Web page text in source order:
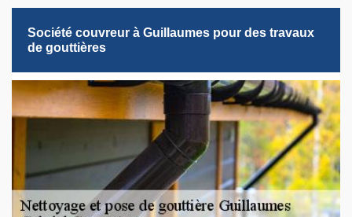
Société couvreur à Guillaumes pour des travaux
de gouttières